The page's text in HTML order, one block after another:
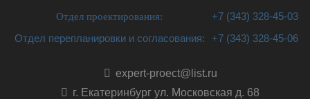
Отдел проектирования:
+7 (343) 328-45-03
Отдел перепланировки и согласования:
+7 (343) 328-45-06
expert-proect@list.ru
г. Екатеринбург ул. Московская д. 68